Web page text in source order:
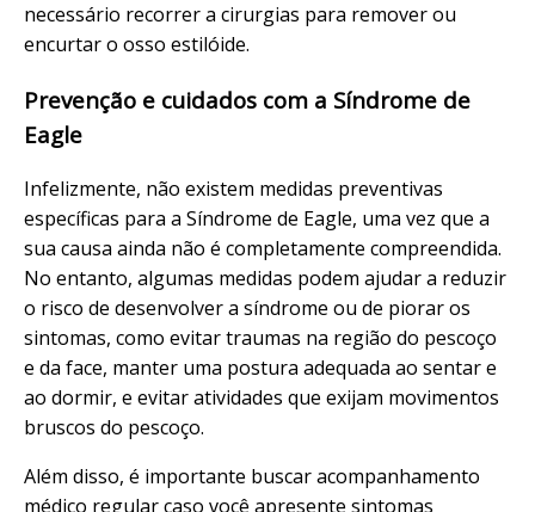
necessário recorrer a cirurgias para remover ou
encurtar o osso estilóide.
Prevenção e cuidados com a Síndrome de
Eagle
Infelizmente, não existem medidas preventivas
específicas para a Síndrome de Eagle, uma vez que a
sua causa ainda não é completamente compreendida.
No entanto, algumas medidas podem ajudar a reduzir
o risco de desenvolver a síndrome ou de piorar os
sintomas, como evitar traumas na região do pescoço
e da face, manter uma postura adequada ao sentar e
ao dormir, e evitar atividades que exijam movimentos
bruscos do pescoço.
Além disso, é importante buscar acompanhamento
médico regular caso você apresente sintomas